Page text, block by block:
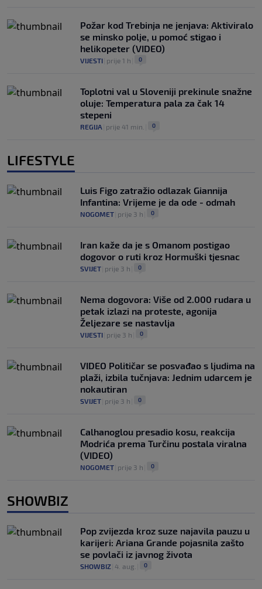
Požar kod Trebinja ne jenjava: Aktiviralo
se minsko polje, u pomoć stigao i
helikopeter (VIDEO)
VIJESTI prije 1 h 0
Toplotni val u Sloveniji prekinule snažne
oluje: Temperatura pala za čak 14
stepeni
REGIJA prije 41 min. 0
LIFESTYLE
Luis Figo zatražio odlazak Giannija
Infantina: Vrijeme je da ode - odmah
NOGOMET prije 3 h 0
Iran kaže da je s Omanom postigao
dogovor o ruti kroz Hormuški tjesnac
SVIJET prije 3 h 0
Nema dogovora: Više od 2.000 rudara u
petak izlazi na proteste, agonija
Željezare se nastavlja
VIJESTI prije 3 h 0
VIDEO Političar se posvađao s ljudima na
plaži, izbila tučnjava: Jednim udarcem je
nokautiran
SVIJET prije 3 h 0
Calhanoglou presadio kosu, reakcija
Modrića prema Turčinu postala viralna
(VIDEO)
NOGOMET prije 3 h 0
SHOWBIZ
Pop zvijezda kroz suze najavila pauzu u
karijeri: Ariana Grande pojasnila zašto
se povlači iz javnog života
SHOWBIZ 4. aug. 0